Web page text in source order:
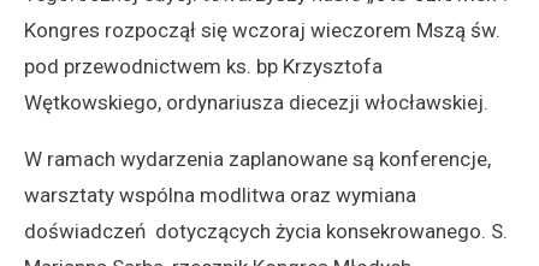
Kongres rozpoczął się wczoraj wieczorem Mszą św.
pod przewodnictwem ks. bp Krzysztofa
Wętkowskiego, ordynariusza diecezji włocławskiej.
W ramach wydarzenia zaplanowane są konferencje,
warsztaty wspólna modlitwa oraz wymiana
doświadczeń dotyczących życia konsekrowanego. S.